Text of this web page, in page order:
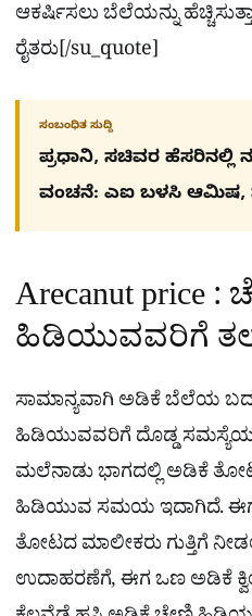
ಆಕರ್ಷಿಸಲು ಬೆಲೆಯನ್ನು
ರೈತರು[/su_quote]
ಸಂಬಂಧಿತ ಸುದ್ದಿ
ಪ್ರಧಾನಿ, ಸಚಿವರ ಹೆಸರಿನಲ್ಲಿ
ವಂಚನೆ: ಎಐ ಬಳಸಿ ಆಮಿಷ,
Arecanut price :
ಹಿಡಿಯುವವರಿಗೆ
ಸಾಮಾನ್ಯವಾಗಿ ಅಡಿಕೆ ಬೆಲೆಯ
ಹಿಡಿಯುವವರಿಗೆ ದೊಡ್ಡ
ಮಲೆನಾಡು ಭಾಗದಲ್ಲಿ ಅಡಿಕೆ
ಹಿಡಿಯುವ ಸಮಯ ಇದಾಗಿದೆ. ಈಗ
ತೋಟದ ಮಾಲೀಕರು ಗುತ್ತಿಗೆ
ಉದಾಹರಣೆಗೆ, ಈಗ ಒಣ ಅಡಿಕೆ